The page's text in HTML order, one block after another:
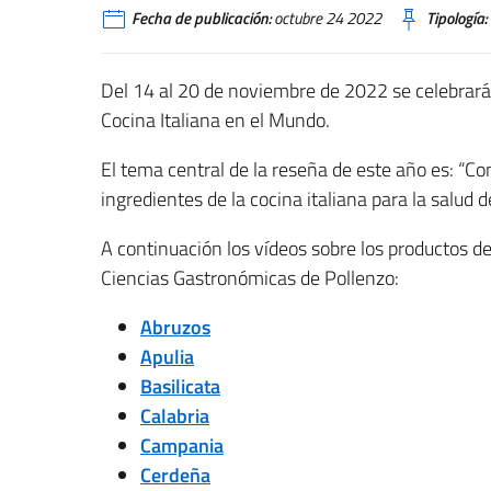
Fecha de publicación:octubre 24 2022 Tipología:
Del 14 al 20 de noviembre de 2022 se
Cocina Italiana en el Mundo.
El tema central de la reseña de este año es:
ingredientes de la cocina italiana para la salud
A continuación los vídeos sobre los productos
Ciencias Gastronómicas de Pollenzo:
Abruzos
Apulia
Basilicata
Calabria
Campania
Cerdeña